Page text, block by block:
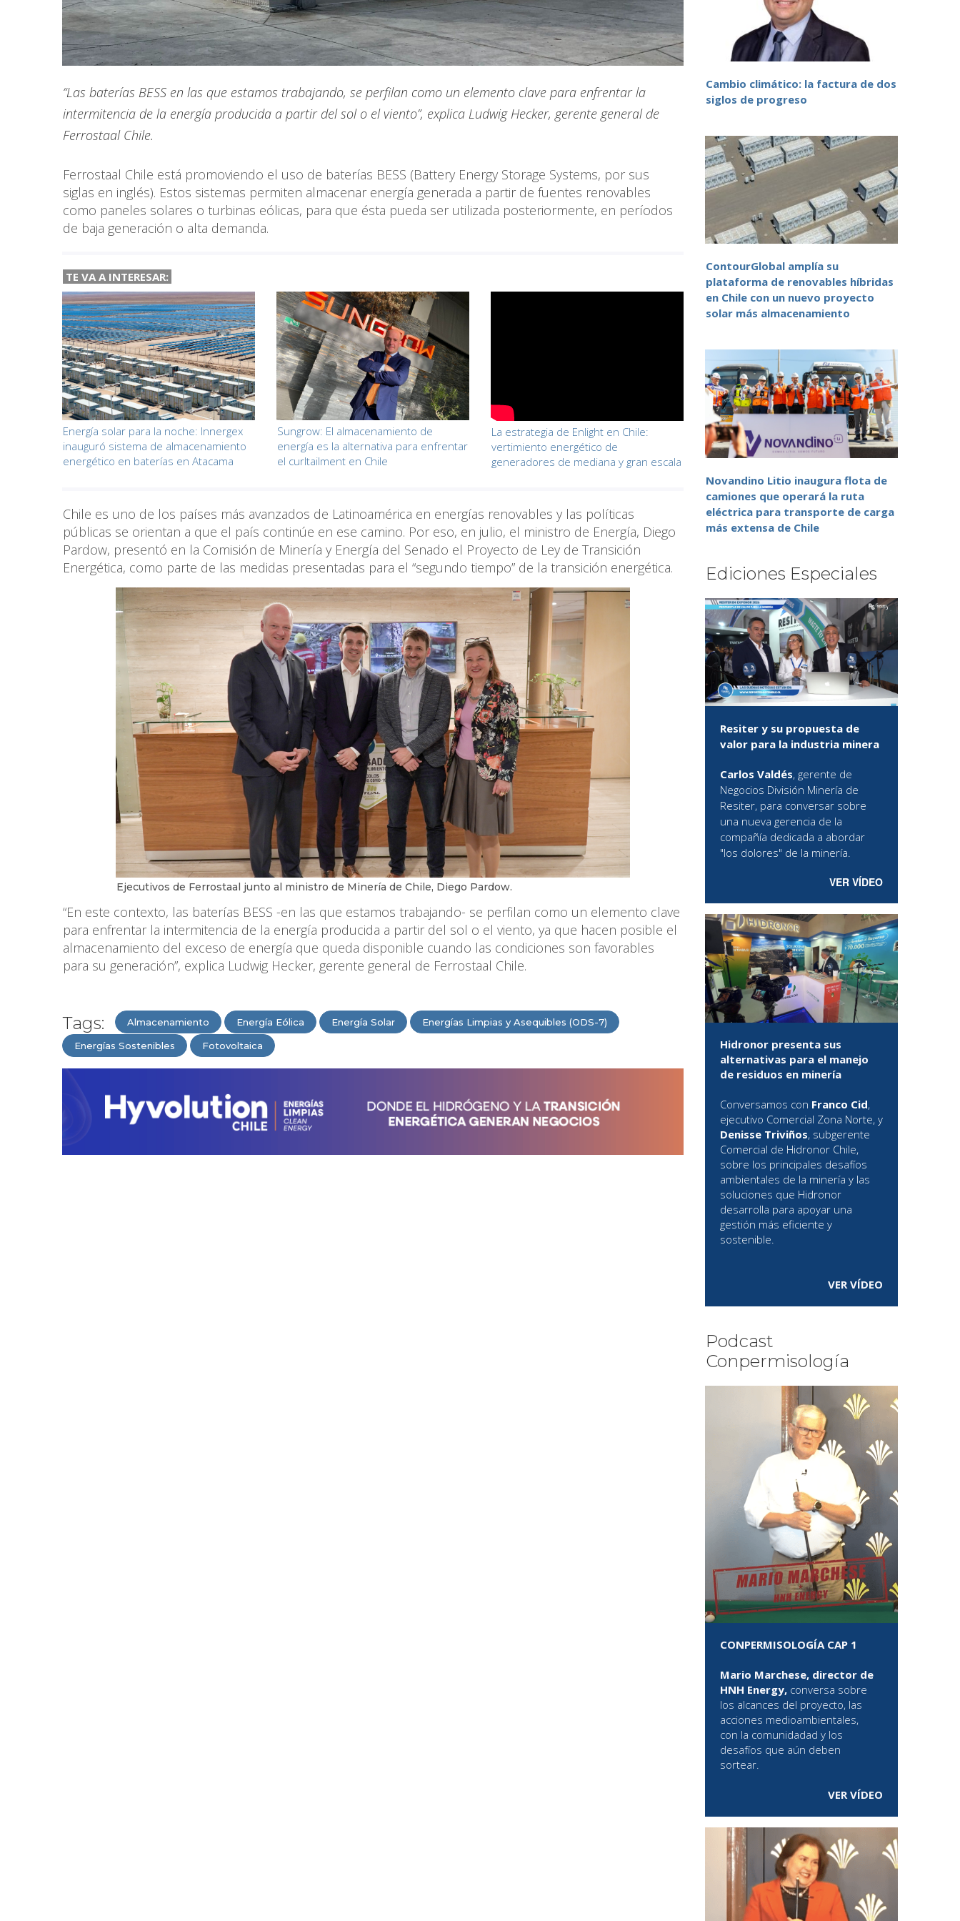
“Las baterías BESS en las que estamos trabajando, se perfilan como un elemento clave para enfrentar la
intermitencia de la energía producida a partir del sol o el viento”, explica Ludwig Hecker, gerente general de
Ferrostaal Chile.
Ferrostaal Chile está promoviendo el uso de baterías BESS (Battery Energy Storage Systems, por sus
siglas en inglés). Estos sistemas permiten almacenar energía generada a partir de fuentes renovables
como paneles solares o turbinas eólicas, para que ésta pueda ser utilizada posteriormente, en períodos
de baja generación o alta demanda.
TE VA A INTERESAR:
Energía solar para la noche: Innergex
inauguró sistema de almacenamiento
energético en baterías en Atacama
Sungrow: El almacenamiento de
energía es la alternativa para enfrentar
el curltailment en Chile
La estrategia de Enlight en Chile:
vertimiento energético de
generadores de mediana y gran escala
Chile es uno de los países más avanzados de Latinoamérica en energías renovables y las políticas
públicas se orientan a que el país continúe en ese camino. Por eso, en julio, el ministro de Energía, Diego
Pardow, presentó en la Comisión de Minería y Energía del Senado el Proyecto de Ley de Transición
Energética, como parte de las medidas presentadas para el “segundo tiempo” de la transición energética.
Ejecutivos de Ferrostaal junto al ministro de Minería de Chile, Diego Pardow.
“En este contexto, las baterías BESS -en las que estamos trabajando- se perfilan como un elemento clave
para enfrentar la intermitencia de la energía producida a partir del sol o el viento, ya que hacen posible el
almacenamiento del exceso de energía que queda disponible cuando las condiciones son favorables
para su generación”, explica Ludwig Hecker, gerente general de Ferrostaal Chile.
Tags: Almacenamiento Energía Eólica Energía Solar Energías Limpias y Asequibles (ODS-7)
Energías Sostenibles Fotovoltaica
Cambio climático: la factura de dos
siglos de progreso
ContourGlobal amplía su
plataforma de renovables híbridas
en Chile con un nuevo proyecto
solar más almacenamiento
Novandino Litio inaugura flota de
camiones que operará la ruta
eléctrica para transporte de carga
más extensa de Chile
Ediciones Especiales
Resiter y su propuesta de
valor para la industria minera
Carlos Valdés, gerente de
Negocios División Minería de
Resiter, para conversar sobre
una nueva gerencia de la
compañía dedicada a abordar
"los dolores" de la minería.
VER VÍDEO
Hidronor presenta sus
alternativas para el manejo
de residuos en minería
Conversamos con Franco Cid,
ejecutivo Comercial Zona Norte, y
Denisse Triviños, subgerente
Comercial de Hidronor Chile,
sobre los principales desafíos
ambientales de la minería y las
soluciones que Hidronor
desarrolla para apoyar una
gestión más eficiente y
sostenible.
VER VÍDEO
Podcast
Conpermisología
CONPERMISOLOGÍA CAP 1
Mario Marchese, director de
HNH Energy, conversa sobre
los alcances del proyecto, las
acciones medioambientales,
con la comunidadad y los
desafíos que aún deben
sortear.
VER VÍDEO